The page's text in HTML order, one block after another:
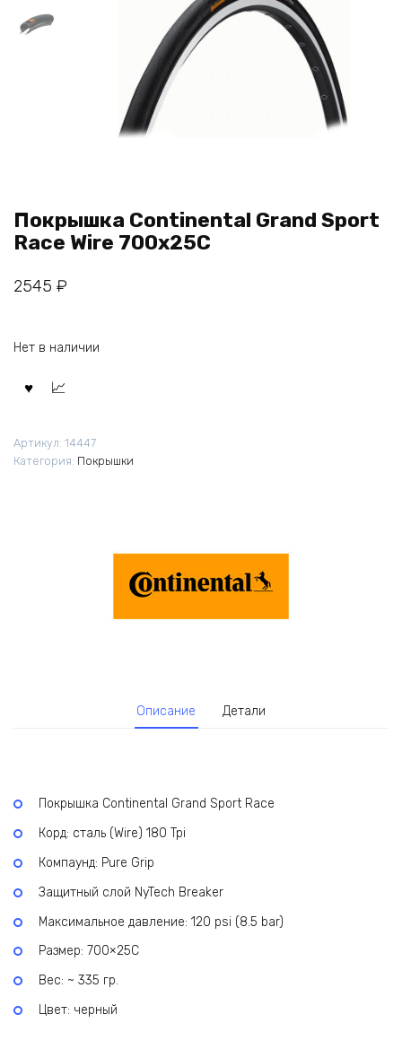
Покрышка Continental Grand Sport
Race Wire 700x25C
2545 ₽
Нет в наличии
Артикул: 14447
Категория: Покрышки
Описание Детали
Покрышка Continental Grand Sport Race
Корд: сталь (Wire) 180 Tpi
Компаунд: Pure Grip
Защитный слой NyTech Breaker
Максимальное давление: 120 psi (8.5 bar)
Размер: 700×25С
Вес: ~ 335 гр.
Цвет: черный